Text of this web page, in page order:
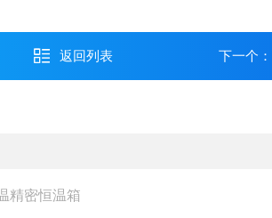
返回列表 下一个：